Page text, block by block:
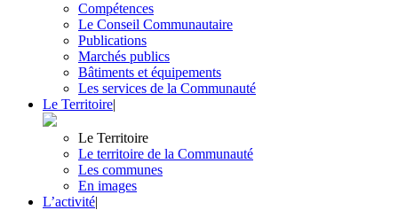
Compétences
Le Conseil Communautaire
Publications
Marchés publics
Bâtiments et équipements
Les services de la Communauté
Le Territoire|
Le Territoire
Le territoire de la Communauté
Les communes
En images
L’activité|